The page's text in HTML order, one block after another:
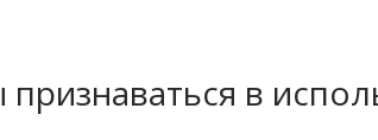
признаваться в